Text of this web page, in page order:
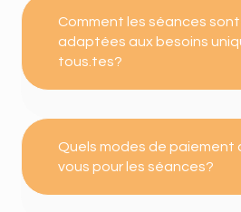
Comment les séances
adaptées aux besoins
tous.tes?
Quels modes de
vous pour les séances?